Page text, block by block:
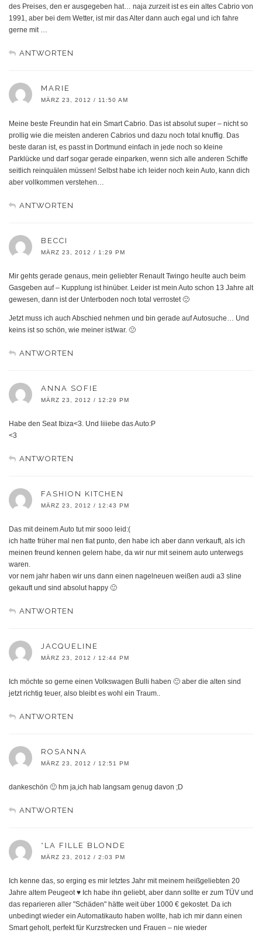
des Preises, den er ausgegeben hat… naja zurzeit ist es ein altes Cabrio von
1991, aber bei dem Wetter, ist mir das Alter dann auch egal und ich fahre
gerne mit …
ANTWORTEN
MARIE
MÄRZ 23, 2012 / 11:50 AM
Meine beste Freundin hat ein Smart Cabrio. Das ist absolut super – nicht so
prollig wie die meisten anderen Cabrios und dazu noch total knuffig. Das
beste daran ist, es passt in Dortmund einfach in jede noch so kleine
Parklücke und darf sogar gerade einparken, wenn sich alle anderen Schiffe
seitlich reinquälen müssen! Selbst habe ich leider noch kein Auto, kann dich
aber vollkommen verstehen…
ANTWORTEN
BECCI
MÄRZ 23, 2012 / 1:29 PM
Mir gehts gerade genaus, mein geliebter Renault Twingo heulte auch beim
Gasgeben auf – Kupplung ist hinüber. Leider ist mein Auto schon 13 Jahre alt
gewesen, dann ist der Unterboden noch total verrostet 🙁
Jetzt muss ich auch Abschied nehmen und bin gerade auf Autosuche… Und
keins ist so schön, wie meiner ist/war. 🙁
ANTWORTEN
ANNA SOFIE
MÄRZ 23, 2012 / 12:29 PM
Habe den Seat Ibiza<3. Und liiiebe das Auto:P
<3
ANTWORTEN
FASHION KITCHEN
MÄRZ 23, 2012 / 12:43 PM
Das mit deinem Auto tut mir sooo leid:(
ich hatte früher mal nen fiat punto, den habe ich aber dann verkauft, als ich
meinen freund kennen gelern habe, da wir nur mit seinem auto unterwegs
waren.
vor nem jahr haben wir uns dann einen nagelneuen weißen audi a3 sline
gekauft und sind absolut happy 🙂
ANTWORTEN
JACQUELINE
MÄRZ 23, 2012 / 12:44 PM
Ich möchte so gerne einen Volkswagen Bulli haben 🙂 aber die alten sind
jetzt richtig teuer, also bleibt es wohl ein Traum..
ANTWORTEN
ROSANNA
MÄRZ 23, 2012 / 12:51 PM
dankeschön 🙂 hm ja,ich hab langsam genug davon ;D
ANTWORTEN
*LA FILLE BLONDE
MÄRZ 23, 2012 / 2:03 PM
Ich kenne das, so erging es mir letztes Jahr mit meinem heißgeliebten 20
Jahre altem Peugeot ♥ Ich habe ihn geliebt, aber dann sollte er zum TÜV und
das reparieren aller "Schäden" hätte weit über 1000 € gekostet. Da ich
unbedingt wieder ein Automatikauto haben wollte, hab ich mir dann einen
Smart geholt, perfekt für Kurzstrecken und Frauen – nie wieder